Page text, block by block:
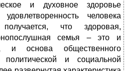
и духовное здоровье
человека
что здоровая,
семья – это и
и основа общественного
и социальной